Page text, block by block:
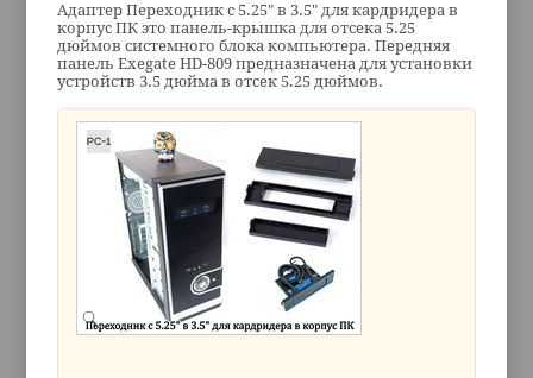
Адаптер Переходник с 5.25" в 3.5" для кардридера в
корпус ПК это панель-крышка для отсека 5.25
дюймов системного блока компьютера. Передняя
панель Exegate HD-809 предназначена для установки
устройств 3.5 дюйма в отсек 5.25 дюймов.